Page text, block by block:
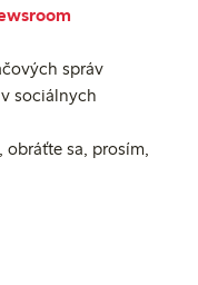
správ
sociálnych
obráťte sa, prosím,